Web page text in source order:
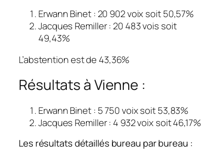
Erwann Binet : 20 902 voix soit 50,57%
Jacques Remiller : 20 483 vois soit
49,43%
L’abstention est de 43,36%
Résultats à Vienne :
Erwann Binet : 5 750 voix soit 53,83%
Jacques Remiller : 4 932 voix soit 46,17%
Les résultats détaillés bureau par bureau :